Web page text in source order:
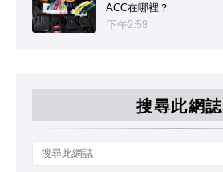
ACC在哪裡？
下午2:59
搜尋此網誌